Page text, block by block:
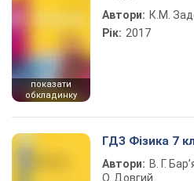
показати
обкладинку
Автори: К.М.
Рік: 2017
ГДЗ Фізика 7
Автори: В. Г.
О. Довгий